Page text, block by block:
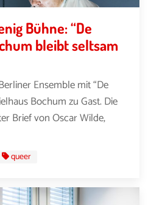
Bühne: “De
bleibt seltsam
Ensemble mit “De
Bochum zu Gast. Die
Brief von Oscar Wilde,
queer